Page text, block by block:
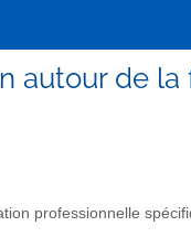
autour de
professionnelle